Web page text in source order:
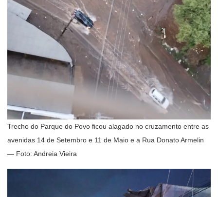
Trecho do Parque do Povo ficou alagado no cruzamento entre as
avenidas 14 de Setembro e 11 de Maio e a Rua Donato Armelin
— Foto: Andreia Vieira